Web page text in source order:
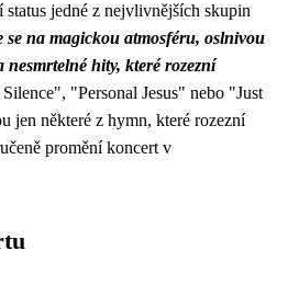
status jedné z nejvlivnějších skupin
se na magickou atmosféru, oslnivou
hity, které rozezní
"Personal Jesus" nebo "Just
jen některé z hymn, které rozezní
promění koncert v